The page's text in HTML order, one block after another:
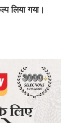
लिया गया।